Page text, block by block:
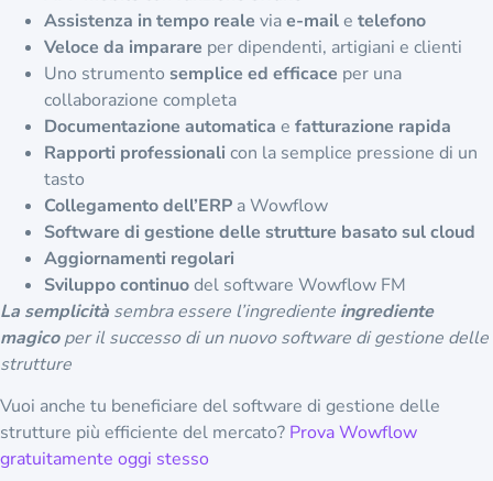
Softwarefacile da usare
APP mobileconfunzione offline
Assistenza in tempo realeviae-mail etelefono
Veloce da imparareper dipendenti, artigiani e clienti
Uno strumentosemplice ed efficaceper una
collaborazione completa
Documentazione automatica
Rapporti professionalicon la semplice pressione di un
tasto
Collegamento dell’ERP
Software di gestione delle strutture basato sul cloud
Aggiornamenti regolari
Sviluppo continuodel software Wowflow FM
La semplicità
strutture
Vuoi anche tu beneficiare del software di gestione delle